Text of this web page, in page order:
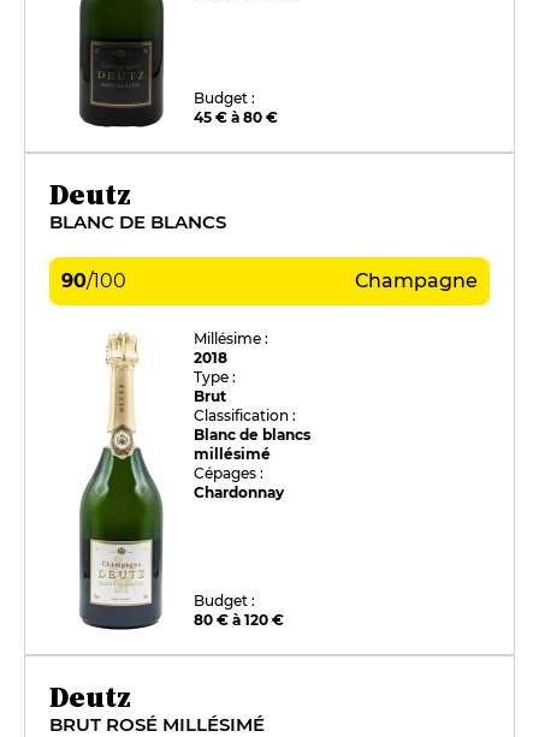
Budget :
45 € à 80 €
Deutz
BLANC DE BLANCS
90/100 Champagne
Millésime :
2018
Type :
Brut
Classification :
Blanc de blancs
millésimé
Cépages :
Chardonnay
Budget :
80 € à 120 €
Deutz
BRUT ROSÉ MILLÉSIMÉ